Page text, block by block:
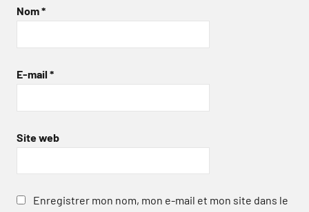
Nom*
E-mail *
Site web
Enregistrer mon nom, mon e-mail et mon site dans le